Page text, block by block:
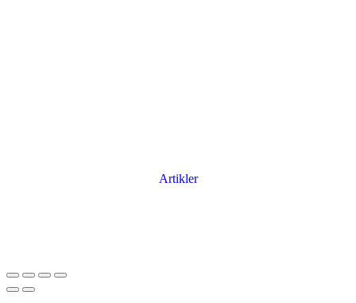
Artikler